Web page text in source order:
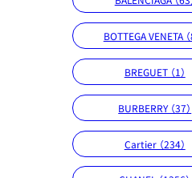
BOTTEGA VENETA （
BREGUET （1）
BURBERRY （37）
Cartier （234）